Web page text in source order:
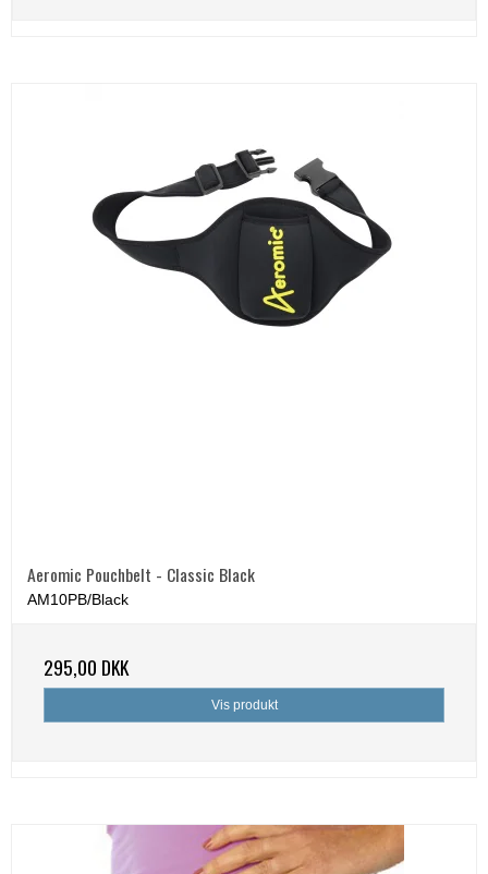
Aeromic Pouchbelt - Classic Black
AM10PB/Black
295,00 DKK
Vis produkt